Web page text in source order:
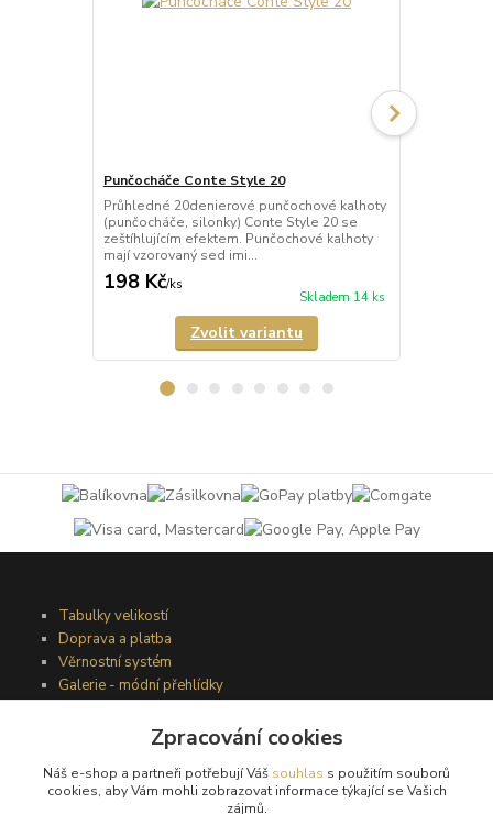
Punčocháče Conte Style 20
Průhledné 20denierové punčochové kalhoty
(punčocháče, silonky) Conte Style 20 se
zeštíhlujícím efektem. Punčochové kalhoty
mají vzorovaný sed imi...
198 Kč/ks
Skladem 14 ks
Zvolit variantu
Tabulky velikostí
Doprava a platba
Věrnostní systém
Galerie - módní přehlídky
Podmínky užití webového rozhraní
Obchodní podmínky
Zpracování cookies
Náš e-shop a partneři potřebují Váš souhlas s použitím souborů
cookies, aby Vám mohli zobrazovat informace týkající se Vašich
zájmů.